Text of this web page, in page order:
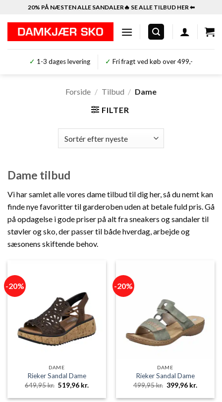
indhold
20% PÅ NÆSTEN ALLE SANDALER🔥 SE ALLE TILBUD HER ⬅︎
✓ 1-3 dages levering ✓ Fri fragt ved køb over 499,-
Forside / Tilbud / Dame
FILTER
Dame tilbud
Vi har samlet alle vores dame tilbud til dig her, så du nemt kan
finde nye favoritter til garderoben uden at betale fuld pris. Gå
på opdagelse i gode priser på alt fra sneakers og sandaler til
støvler og sko, der passer til både hverdag, arbejde og
sæsonens skiftende behov.
-20%
DAME
Rieker Sandal Dame
649,95kr. Den
oprindelige
pris
519,96 kr.
pris
-20%
DAME
Rieker Sandal Dame
499,95kr. Den
oprindelige
pris
399,96 kr.
pris